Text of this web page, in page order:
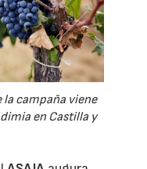
la campaña viene
en Castilla y